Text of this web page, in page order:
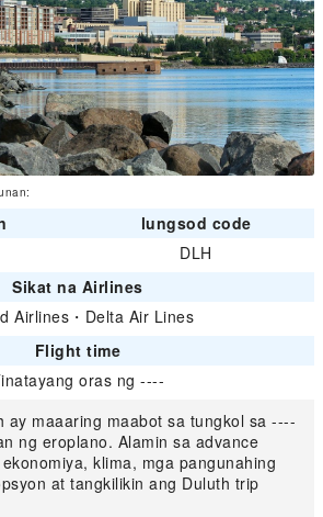
lungsod code
DLH
Sikat na Airlines
Airlines ・ Delta Air Lines
Flight time
oras ng ----
ay maaaring maabot sa tungkol sa ----
ng eroplano. Alamin sa advance
klima, mga pangunahing
at tangkilikin ang Duluth trip